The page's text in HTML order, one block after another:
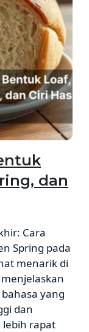
dan
Cara
Spring pada
menarik di
yang
dan
rapat